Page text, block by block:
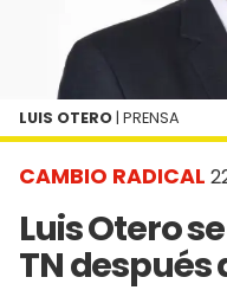
CAMBIO RADICAL
Luis Otero
TN después
LUIS OTERO | PRENSA